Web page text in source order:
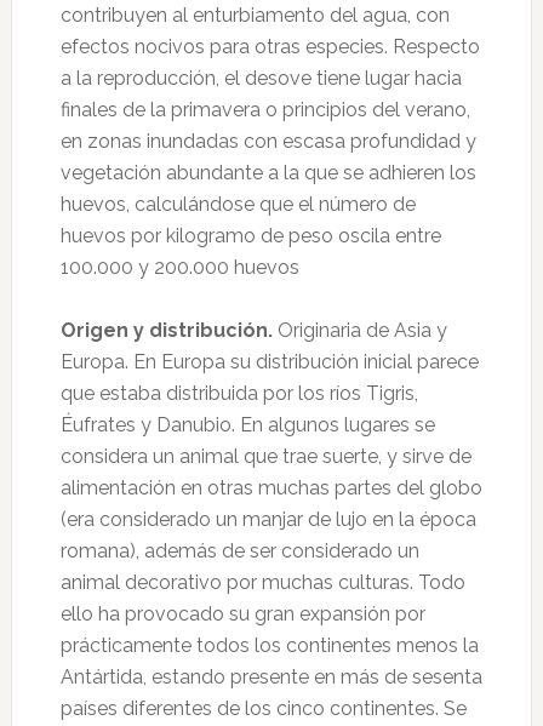
contribuyen al enturbiamento del agua, con
efectos nocivos para otras especies. Respecto
a la reproducción, el desove tiene lugar hacia
finales de la primavera o principios del verano,
en zonas inundadas con escasa profundidad y
vegetación abundante a la que se adhieren los
huevos, calculándose que el número de
huevos por kilogramo de peso oscila entre
100.000 y 200.000 huevos
Origen y distribución.Originaria de Asia y
Europa. En Europa su distribución inicial parece
que estaba distribuida por los ríos Tigris,
Éufrates y Danubio. En algunos lugares se
considera un animal que trae suerte, y sirve de
alimentación en otras muchas partes del globo
(era considerado un manjar de lujo en la época
romana), además de ser considerado un
animal decorativo por muchas culturas. Todo
ello ha provocado su gran expansión por
prácticamente todos los continentes menos la
Antártida, estando presente en más de sesenta
países diferentes de los cinco continentes. Se